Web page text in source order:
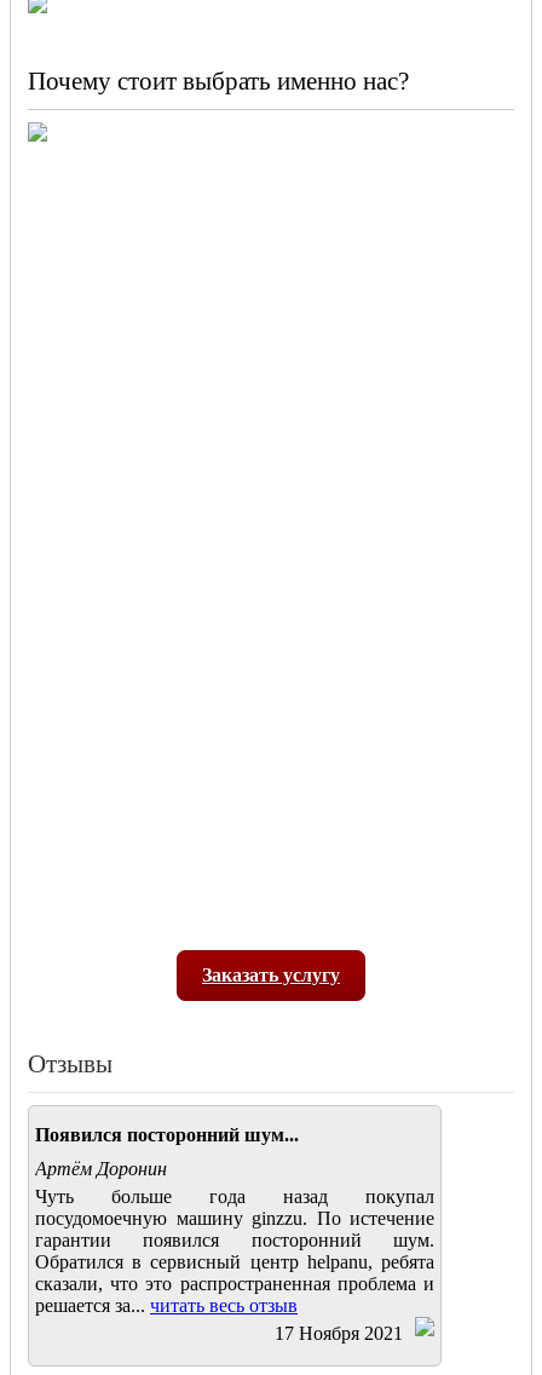
Почему стоит выбрать именно нас?
Заказать услугу
Отзывы
Появился посторонний шум...
Артём Доронин
Чуть больше года назад покупал
посудомоечную машину ginzzu. По истечение
гарантии появился посторонний шум.
Обратился в сервисный центр helpanu, ребята
сказали, что это распространенная проблема и
решается за... читать весь отзыв
17 Ноября 2021